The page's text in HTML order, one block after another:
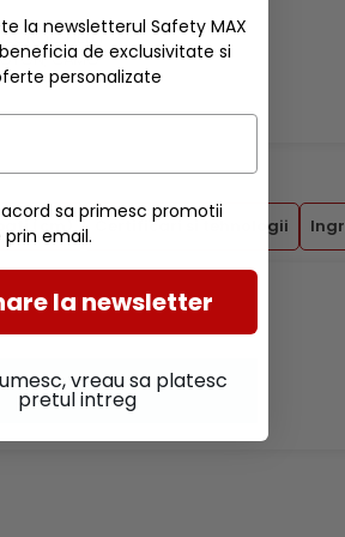
HELLY
CAMO
(cm) Certificari si tehnologii
la newsletterul Safety MAX
de exclusivitate si
personalizate
sa primesc promotii
email.
la newsletter
vreau sa platesc
pretul intreg